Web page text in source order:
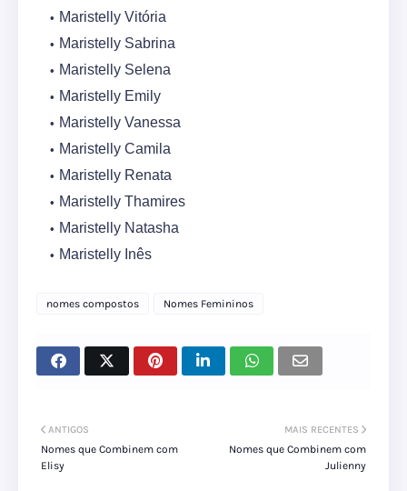
Maristelly Vitória
Maristelly Sabrina
Maristelly Selena
Maristelly Emily
Maristelly Vanessa
Maristelly Camila
Maristelly Renata
Maristelly Thamires
Maristelly Natasha
Maristelly Inês
nomes compostos Nomes Femininos
MAIS RECENTES
Nomes que Combinem com
Julienny
ANTIGOS
Nomes que Combinem com
Elisy